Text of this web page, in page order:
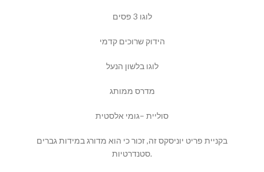
לוגו 3 פסים
הידוק שרוכים קדמי
לוגו בלשון הנעל
מדרס ממותג
סוליית –גומי אלסטית
בקניית פריט יוניסקס זה, זכור כי הוא מדורג במידות גברים
סטנדרטיות.